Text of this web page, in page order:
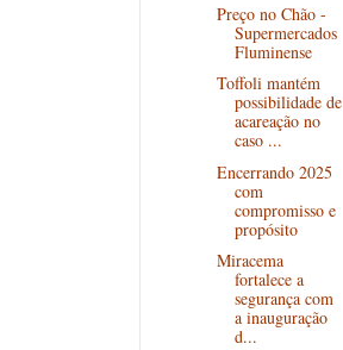
Preço no Chão -
Supermercados
Fluminense
Toffoli mantém
possibilidade de
acareação no
caso ...
Encerrando 2025
com
compromisso e
propósito
Miracema
fortalece a
segurança com
a inauguração
d...